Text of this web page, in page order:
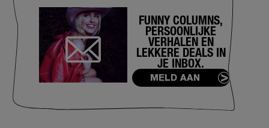
FUNNY COLUMNS,
PERSOONLIJKE
VERHALEN EN
LEKKERE DEALS IN
JE INBOX.
MELD AAN